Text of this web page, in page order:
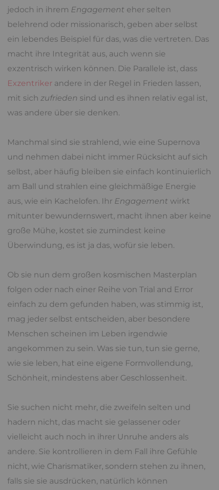
jedoch in ihrem Engagement eher selten
belehrend oder missionarisch, geben aber selbst
ein lebendes Beispiel für das, was die vertreten. Das
macht ihre Integrität aus, auch wenn sie
exzentrisch wirken können. Die Parallele ist, dass
Exzentriker andere in der Regel in Frieden lassen,
mit sich zufrieden sind und es ihnen relativ egal ist,
was andere über sie denken.
Manchmal sind sie strahlend, wie eine Supernova
und nehmen dabei nicht immer Rücksicht auf sich
selbst, aber häufig bleiben sie einfach kontinuierlich
am Ball und strahlen eine gleichmäßige Energie
aus, wie ein Kachelofen. Ihr Engagement wirkt
mitunter bewundernswert, macht ihnen aber keine
große Mühe, kostet sie zumindest keine
Überwindung, es ist ja das, wofür sie leben.
Ob sie nun dem großen kosmischen Masterplan
folgen oder nach einer Reihe von Trial and Error
einfach zu dem gefunden haben, was stimmig ist,
mag jeder selbst entscheiden, aber besondere
Menschen scheinen im Leben irgendwie
angekommen zu sein. Was sie tun, tun sie gerne,
wie sie leben, hat eine eigene Formvollendung,
Schönheit, mindestens aber Geschlossenheit.
Sie suchen nicht mehr, die zweifeln selten und
hadern nicht, das macht sie gelassener oder
vielleicht auch noch in ihrer Unruhe anders als
andere. Sie kontrollieren in dem Fall ihre Gefühle
nicht, wie Charismatiker, sondern stehen zu ihnen,
falls sie sie ausdrücken, natürlich können